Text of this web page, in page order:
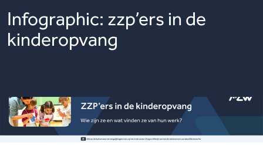
Infographic: zzp’ers in de
kinderopvang